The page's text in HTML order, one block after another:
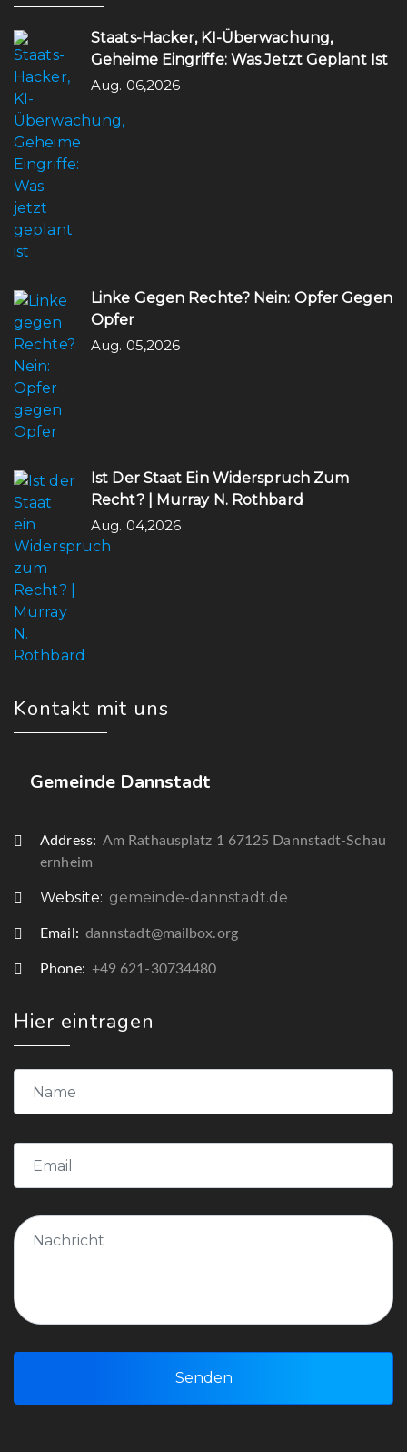
Staats-Hacker, KI-Überwachung,
Geheime Eingriffe: Was Jetzt Geplant Ist
Aug. 06,2026
Linke Gegen Rechte? Nein: Opfer Gegen
Opfer
Aug. 05,2026
Ist Der Staat Ein Widerspruch Zum
Recht? | Murray N. Rothbard
Aug. 04,2026
Kontakt mit uns
Gemeinde Dannstadt
Address: Am Rathausplatz 1 67125 Dannstadt-Schau
ernheim
Website: gemeinde-dannstadt.de
Email: dannstadt@mailbox.org
Phone: +49 621-30734480
Hier eintragen
Senden